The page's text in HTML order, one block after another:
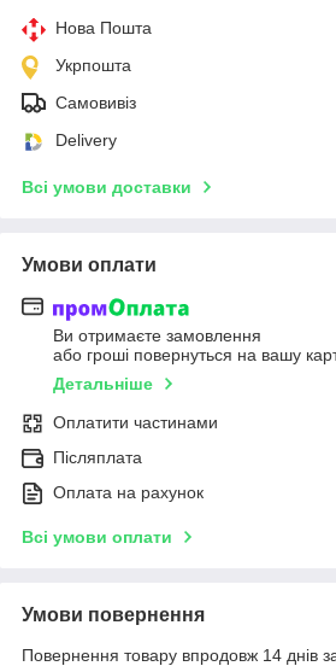
Нова Пошта
Укрпошта
Самовивіз
Delivery
Всі умови доставки
Умови оплати
Ви отримаєте замовлення
або гроші повернуться на вашу
Детальніше
Оплатити частинами
Післяплата
Оплата на рахунок
Всі умови оплати
Умови повернення
Повернення товару впродовж 14 днів